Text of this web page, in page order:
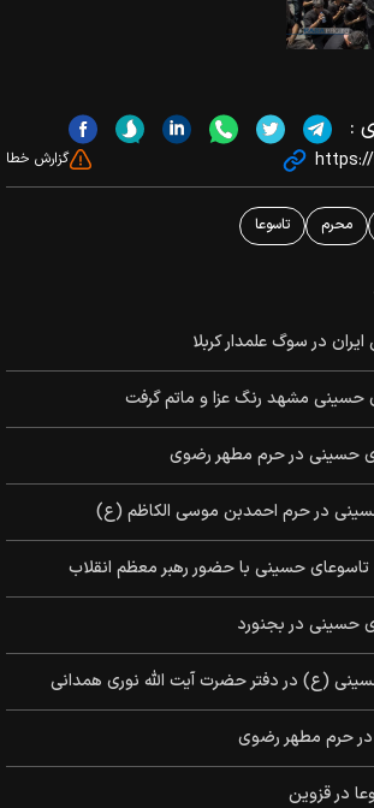
:
https:// گزارش خطا
محرم تاسوعا
در سوگ علمدار کربلا
حسینی مشهد رنگ عزا و ماتم گرفت
حسینی در حرم مطهر رضوی
در حرم احمدبن موسی الکاظم (ع)
حسینی با حضور رهبر معظم انقلاب
حسینی در بجنورد
(ع) در دفتر حضرت آیت الله نوری همدانی
در حرم مطهر رضوی
در قزوین